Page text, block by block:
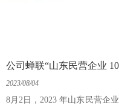
公司蝉联“山东民营企业
2023/08/04
8月2日，2023 年山东民营企